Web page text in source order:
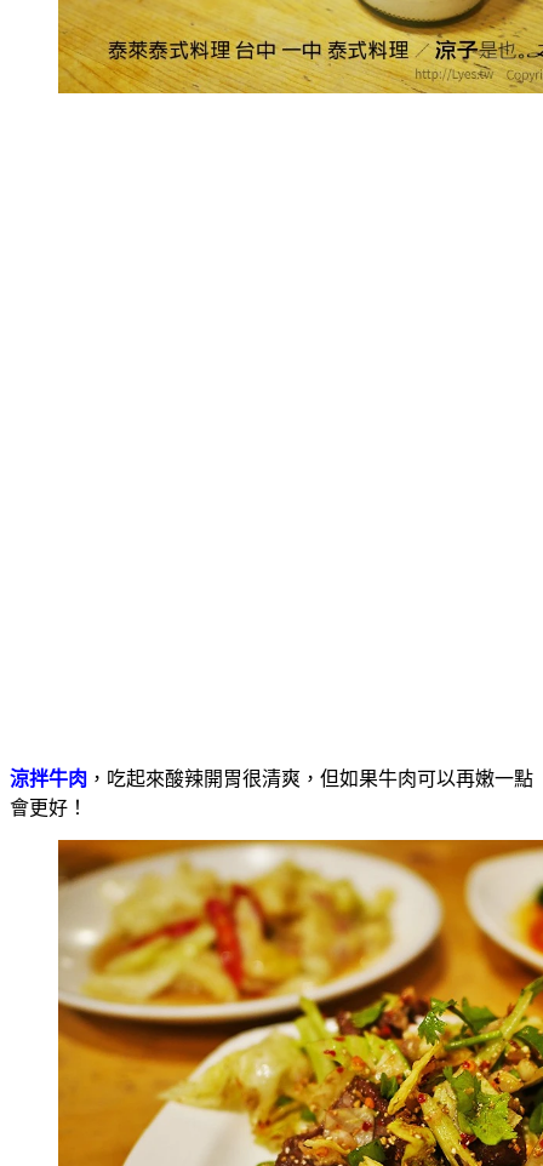
涼拌牛肉 ，吃起來酸辣開胃很清爽，但如果牛肉可以再嫩一點
會更好！